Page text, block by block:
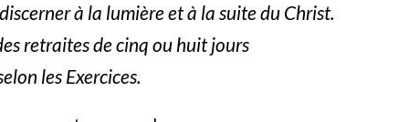
à la lumière et à la suite du Christ.
retraites de cinq ou huit jours
les Exercices.